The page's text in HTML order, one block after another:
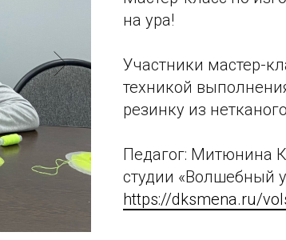
на ура!
Участники мастер-
техникой
резинку из
Педагог: Митюнина
студии «Волшебный
https://dksmena.ru/